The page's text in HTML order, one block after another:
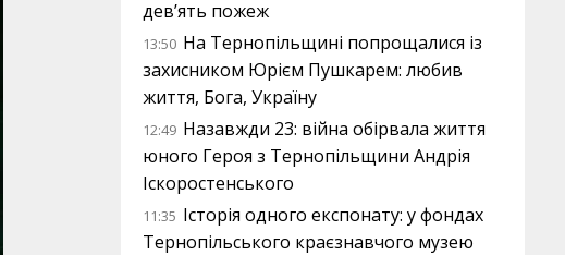
дев’ять пожеж
13:50 На Тернопільщині попрощалися із
захисником Юрієм Пушкарем: любив
життя, Бога, Україну
12:49 Назавжди 23: війна обірвала життя
юного Героя з Тернопільщини Андрія
Іскоростенського
11:35 Історія одного експонату: у фондах
Тернопільського краєзнавчого музею